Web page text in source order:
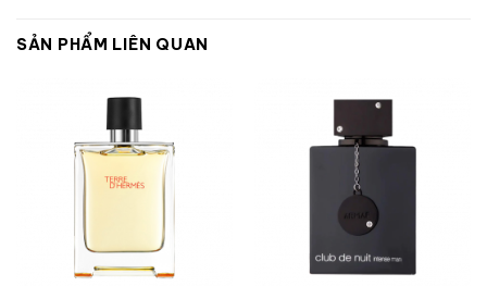
Quả Cam Bergamot,
Hương Giữa
SẢN PHẨM LIÊN QUAN